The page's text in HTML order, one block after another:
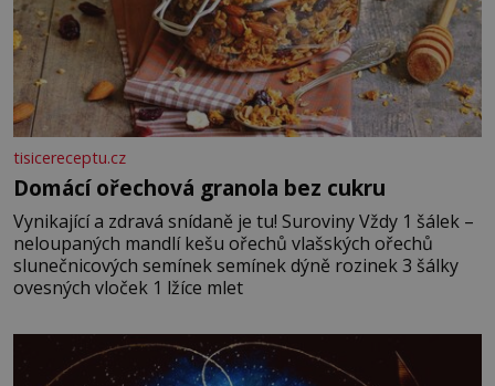
tisicereceptu.cz
Domácí ořechová granola bez cukru
Vynikající a zdravá snídaně je tu! Suroviny Vždy 1 šálek –
neloupaných mandlí kešu ořechů vlašských ořechů
slunečnicových semínek semínek dýně rozinek 3 šálky
ovesných vloček 1 lžíce mlet